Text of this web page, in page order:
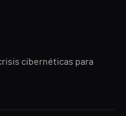
cibernéticas para